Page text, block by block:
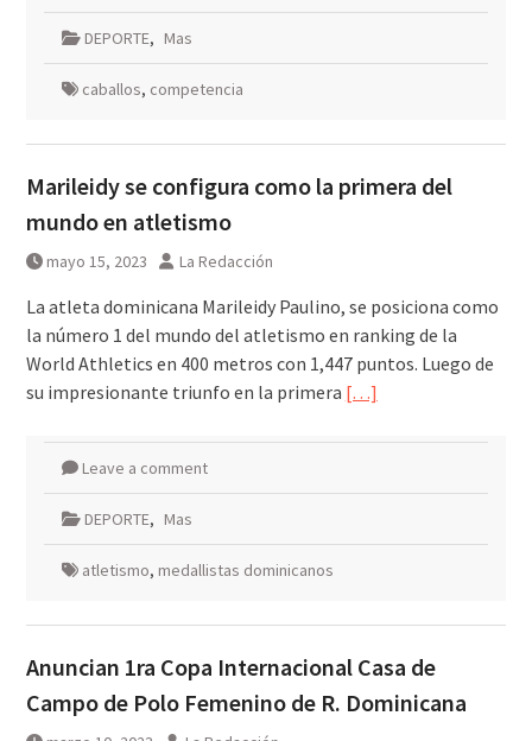
DEPORTE, Mas
caballos, competencia
Marileidy se configura como la primera del
mundo en atletismo
mayo 15, 2023 La Redacción
La atleta dominicana Marileidy Paulino, se posiciona como
la número 1 del mundo del atletismo en ranking de la
World Athletics en 400 metros con 1,447 puntos. Luego de
su impresionante triunfo en la primera […]
Leave a comment
DEPORTE, Mas
atletismo, medallistas dominicanos
Anuncian 1ra Copa Internacional Casa de
Campo de Polo Femenino de R. Dominicana